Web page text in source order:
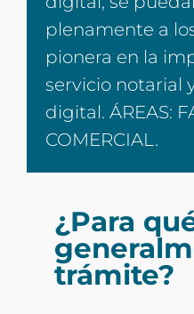
plenamente a
pionera en la
servicio notarial
digital. ÁREAS:
COMERCIAL.
¿Para
trámite?